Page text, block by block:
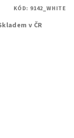
v ČR
KÓD: 9142_WHITE